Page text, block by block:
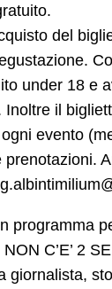
del
under 18 e
Inoltre il
evento
prenotazioni.
programma
C’E’ 2
giornalista,